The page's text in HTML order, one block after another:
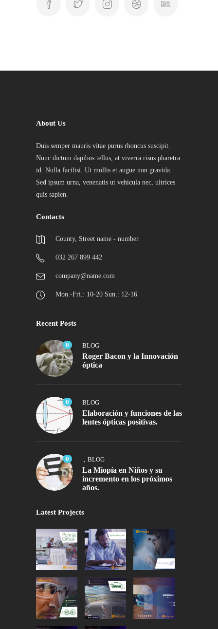
About Us
Duis semper mauris vitae purus rhoncus suscipit.
Nunc dictum dapibus tellus, at viverra risus pharetra
id. Nulla facilisi. Ut mollis et augue non gravida.
Sed ipsum urna, venenatis ut vehicula nec, ultrices
quis sapien.
Contacts
County, Street name - number
032 267 899 442
company@name.com
Mon.-Fri.: 10-20 Sun.: 12-16
Recent Posts
0 BLOG
Roger Bacon y la Innovación
óptica
0 BLOG
Elaboración y funciones de las
lentes ópticas positivas.
0 BLOG
La Miopía en Niños y su
incremento en los próximos
años.
Latest Projects